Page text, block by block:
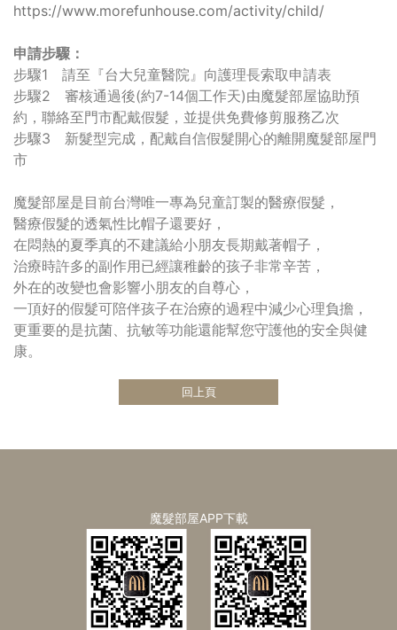
https://www.morefunhouse.com/activity/child/
申請步驟：
步驟1 請至『台大兒童醫院』向護理長索取申請表
步驟2 審核通過後(約7-14個工作天)由魔髮部屋協助預
約，聯絡至門市配戴假髮，並提供免費修剪服務乙次
步驟3 新髮型完成，配戴自信假髮開心的離開魔髮部屋門
市
魔髮部屋是目前台灣唯一專為兒童訂製的醫療假髮，
醫療假髮的透氣性比帽子還要好，
在悶熱的夏季真的不建議給小朋友長期戴著帽子，
治療時許多的副作用已經讓稚齡的孩子非常辛苦，
外在的改變也會影響小朋友的自尊心，
一頂好的假髮可陪伴孩子在治療的過程中減少心理負擔，
更重要的是抗菌、抗敏等功能還能幫您守護他的安全與健
康。
回上頁
魔髮部屋APP下載